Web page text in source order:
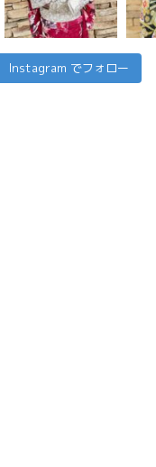
Instagram でフォロー